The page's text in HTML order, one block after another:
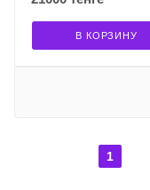
В КОРЗИНУ
1